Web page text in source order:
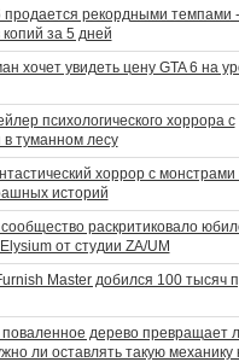
продается рекордными темпами
за 5 дней
хочет увидеть цену GTA 6 на
психологического хоррора с
туманном лесу
хоррор с монстрами
историй
раскритиковало
от студии ZA/UM
Master добился 100 тысяч
поваленное дерево превращает
ли оставлять такую механику